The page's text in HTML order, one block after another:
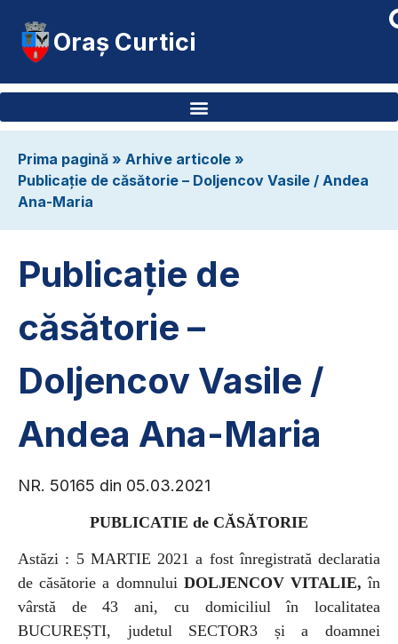
Oraș Curtici
Prima pagină » Arhive articole »
Publicație de căsătorie – Doljencov Vasile / Andea
Ana-Maria
Publicație de
căsătorie –
Doljencov Vasile /
Andea Ana-Maria
NR. 50165 din 05.03.2021
PUBLICATIE de CĂSĂTORIE
Astăzi : 5 MARTIE 2021a fost înregistrată declaratia
de căsătorie a domnului DOLJENCOV VITALIE, în
vârstă de 43 ani, cu domiciliul în localitatea
BUCUREȘTI, judetul SECTOR3 și adoamnei